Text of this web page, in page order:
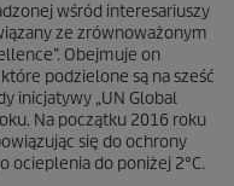
wśród interesariuszy
ze zrównoważonym
Obejmuje on
podzielone są na sześć
inicjatywy „UN Global
Na początku 2016 roku
się do ochrony
ocieplenia do poniżej 2°C.